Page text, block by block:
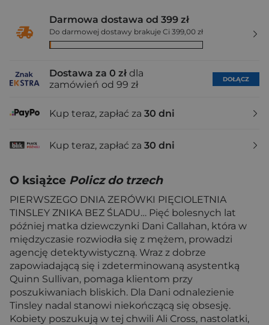
Darmowa dostawa od 399 zł
Do darmowej dostawy brakuje Ci 399,00 zł
Dostawa za 0 zł dla
zamówień od 99 zł
DOŁĄCZ
Kup teraz, zapłać za 30 dni
Kup teraz, zapłać za 30 dni
O książce Policz do trzech
PIERWSZEGO DNIA ZERÓWKI PIĘCIOLETNIA
TINSLEY ZNIKA BEZ ŚLADU… Pięć bolesnych lat
później matka dziewczynki Dani Callahan, która w
międzyczasie rozwiodła się z mężem, prowadzi
agencję detektywistyczną. Wraz z dobrze
zapowiadającą się i zdeterminowaną asystentką
Quinn Sullivan, pomaga klientom przy
poszukiwaniach bliskich. Dla Dani odnalezienie
Tinsley nadal stanowi niekończącą się obsesję.
Kobiety poszukują w tej chwili Ali Cross, nastolatki,